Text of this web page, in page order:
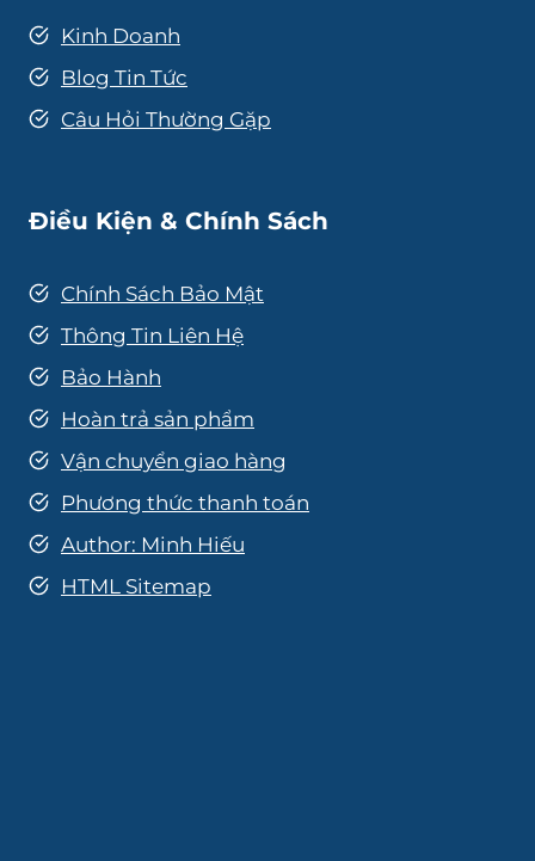
Kinh Doanh
Blog Tin Tức
Câu Hỏi Thường Gặp
Điều Kiện & Chính Sách
Chính Sách Bảo Mật
Thông Tin Liên Hệ
Bảo Hành
Hoàn trả sản phẩm
Vận chuyển giao hàng
Phương thức thanh toán
Author: Minh Hiếu
HTML Sitemap